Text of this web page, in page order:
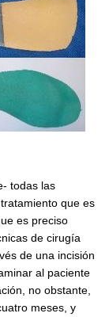
todas las
que es
es preciso
de cirugía
de una incisión
al paciente
no obstante,
meses, y